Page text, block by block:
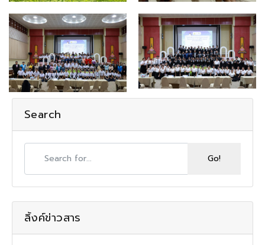
Search
ลิ้งค์ข่าวสาร